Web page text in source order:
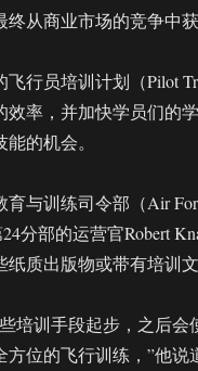
终从商业市场的竞争中
飞行员培训计划（Pilot
效率，并加快学员们的
的机会。
与训练司令部（Air
分部的运营官Robert
质出版物或带有培训文
培训手段起步，之后
方位的飞行训练，”他